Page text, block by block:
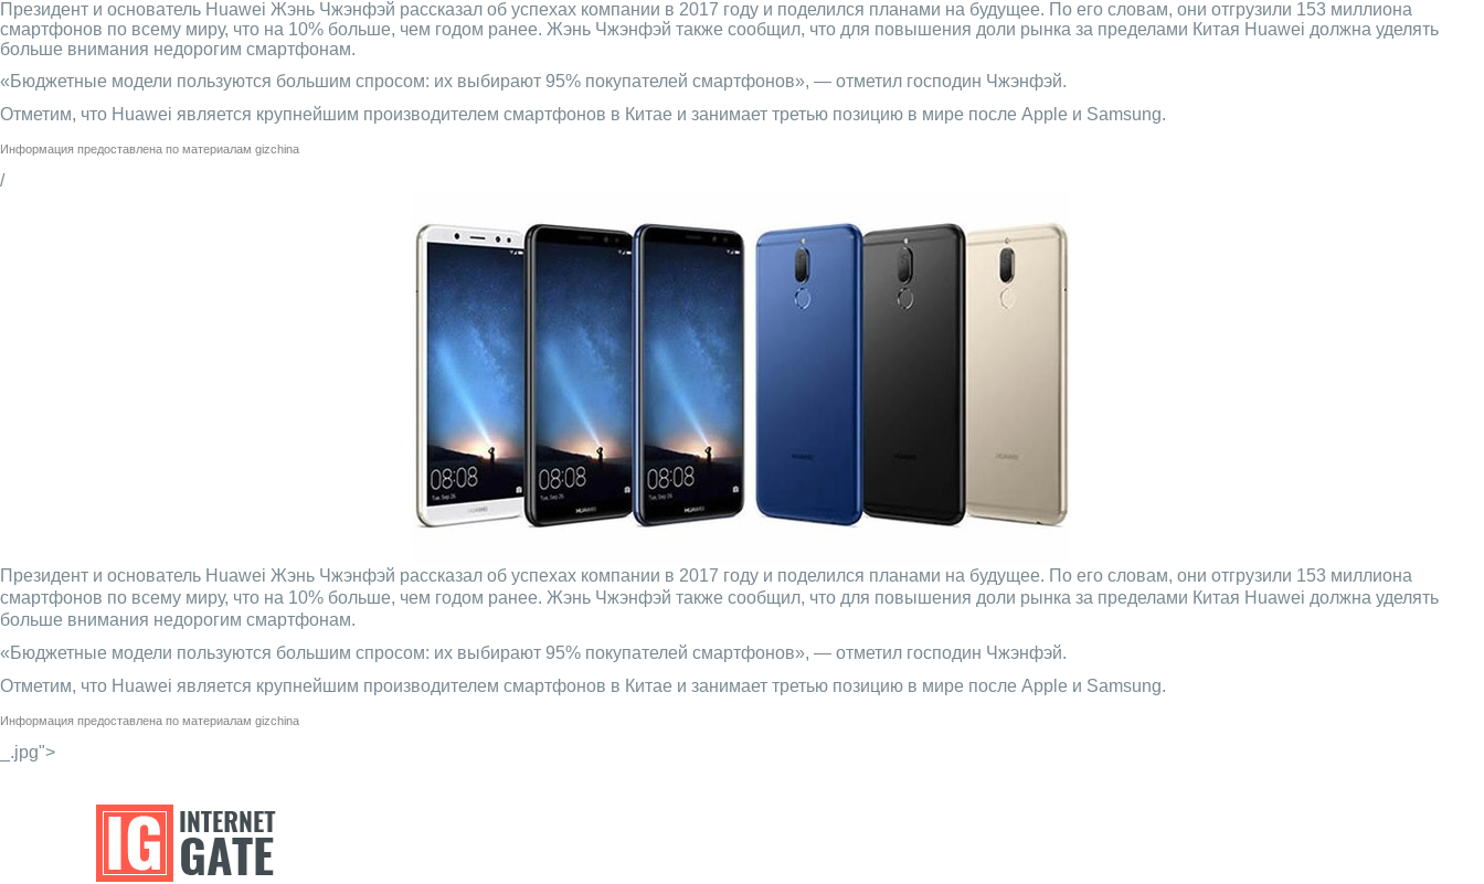
Президент и основатель Huawei Жэнь Чжэнфэй рассказал об успехах компании в 2017 году и поделился планами на будущее. По его словам, они отгрузили 153 миллиона
смартфонов по всему миру, что на 10% больше, чем годом ранее. Жэнь Чжэнфэй также сообщил, что для повышения доли рынка за пределами Китая Huawei должна уделять
больше внимания недорогим смартфонам.
«Бюджетные модели пользуются большим спросом: их выбирают 95% покупателей смартфонов», — отметил господин Чжэнфэй.
Отметим, что Huawei является крупнейшим производителем смартфонов в Китае и занимает третью позицию в мире после Apple и Samsung.
Информация предоставлена по материалам gizchina
/
Президент и основатель Huawei Жэнь Чжэнфэй рассказал об успехах компании в 2017 году и поделился планами на будущее. По его словам, они отгрузили 153 миллиона
смартфонов по всему миру, что на 10% больше, чем годом ранее. Жэнь Чжэнфэй также сообщил, что для повышения доли рынка за пределами Китая Huawei должна уделять
больше внимания недорогим смартфонам.
«Бюджетные модели пользуются большим спросом: их выбирают 95% покупателей смартфонов», — отметил господин Чжэнфэй.
Отметим, что Huawei является крупнейшим производителем смартфонов в Китае и занимает третью позицию в мире после Apple и Samsung.
Информация предоставлена по материалам gizchina
_.jpg">